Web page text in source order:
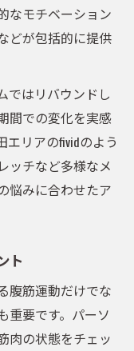
理由とは
紹介
コツ
事管理法
一覧
の秘訣
き栄養素
善法
なモチベーション
どが包括的に提供
ではリバウンドし
間での変化を実感
エリアのfividのよう
ッチなど多様なメ
悩みに合わせたア
ト
腹筋運動だけでな
重要です。パーソ
肉の状態をチェッ